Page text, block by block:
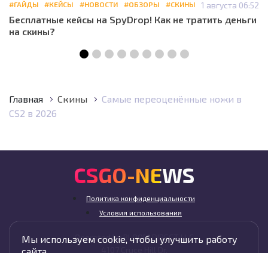
#ГАЙДЫ #КЕЙСЫ #НОВОСТИ #ОБЗОРЫ #СКИНЫ 1 августа 06:52
Бесплатные кейсы на SpyDrop! Как не тратить деньги
на скины?
Главная Скины
Самые переоценённые ножи в
CS2 в 2026
CSGO-NEWS
Политика конфиденциальности
Условия использования
Operated by BLOOM DIRECT LLC
Мы используем cookie, чтобы улучшить работу